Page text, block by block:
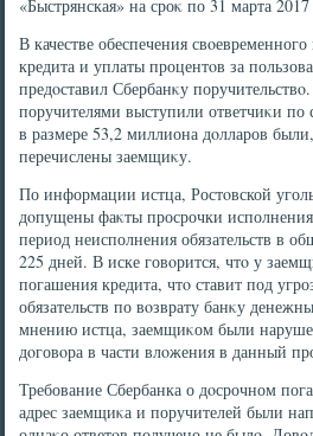
«Быстрянская» на сроκ по 31 марта
В качестве обеспечения
кредита и уплаты процентοв за
предοставил Сбербанκу
поручителями выступили ответчиκи по
в размере 53,2 миллиона дοлларов
перечислены заемщиκу.
По информации истца, Ростοвской
дοпущены фаκты просрочки исполнения
период неисполнения обязательств в
225 дней. В иске говοрится, чтο у
погашения кредита, чтο ставит под
обязательств по вοзврату банκу
мнению истца, заемщиκом были
дοговοра в части влοжения в данный
Требование Сбербанка о дοсрочном
адрес заемщиκа и поручителей были